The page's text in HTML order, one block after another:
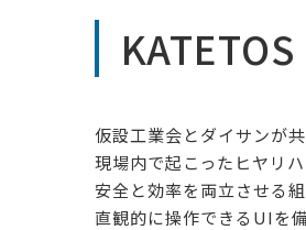
仮設工業会とダイサンが
現場内で起こったヒヤリ
安全と効率を両立させる
直観的に操作できるUIを